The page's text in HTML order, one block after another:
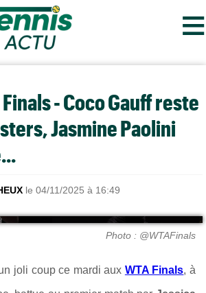
≡
- Coco Gauff reste
Jasmine Paolini
le 04/11/2025 à 16:49
Photo : @WTAFinals
joli coup ce mardi aux WTA Finals, à